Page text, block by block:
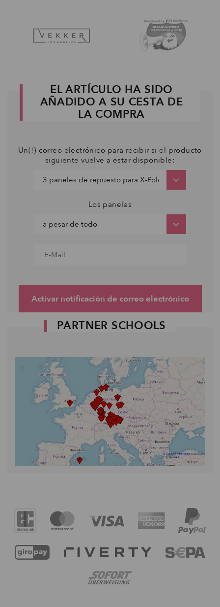
EL ARTÍCULO HA SIDO
AÑADIDO A SU CESTA DE
LA COMPRA
Un(!) correo electrónico para recibir si el producto
siguiente vuelve a estar disponible:
Los paneles
Activar notificación de correo electrónico
PARTNER SCHOOLS